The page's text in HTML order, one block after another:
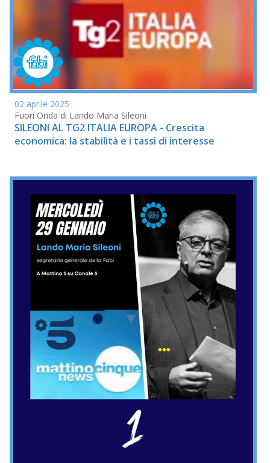
02 aprile 2025
Fuori Onda di Lando Maria Sileoni
SILEONI AL TG2 ITALIA EUROPA - Crescita
economica: la stabilità e i tassi di interesse